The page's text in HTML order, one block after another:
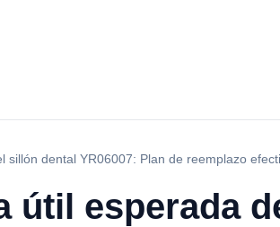
sillón dental YR06007: Plan de reemplazo
útil esperada